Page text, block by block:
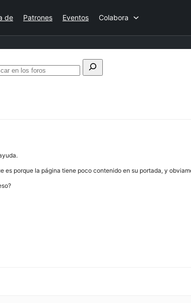
de Patrones Eventos Colabora
Buscar
es porque la página tiene poco contenido en su portada, y